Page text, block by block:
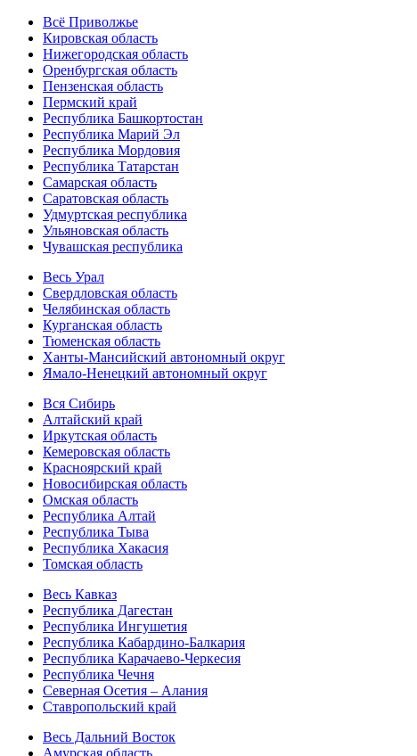
Всё Приволжье
Кировская область
Нижегородская область
Оренбургская область
Пензенская область
Пермский край
Республика Башкортостан
Республика Марий Эл
Республика Мордовия
Республика Татарстан
Самарская область
Саратовская область
Удмуртская республика
Ульяновская область
Чувашская республика
Весь Урал
Свердловская область
Челябинская область
Курганская область
Тюменская область
Ханты-Мансийский автономный округ
Ямало-Ненецкий автономный округ
Вся Сибирь
Алтайский край
Иркутская область
Кемеровская область
Красноярский край
Новосибирская область
Омская область
Республика Алтай
Республика Тыва
Республика Хакасия
Томская область
Весь Кавказ
Республика Дагестан
Республика Ингушетия
Республика Кабардино-Балкария
Республика Карачаево-Черкесия
Республика Чечня
Северная Осетия – Алания
Ставропольский край
Весь Дальний Восток
Амурская область